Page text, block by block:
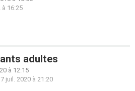
à 16:25
adultes
à 12:15
juil. 2020 à 21:20